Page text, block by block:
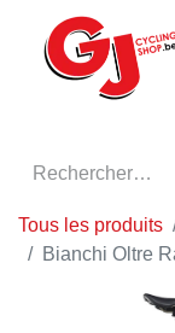
Tous les produits
Bianchi Oltre